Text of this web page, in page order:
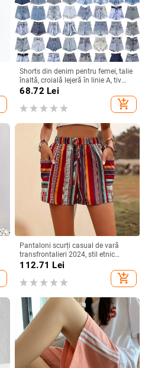
Shorts din denim pentru femei, talie
înaltă, croială lejeră în linie A, tiv
franjat, ultra-scurți, vară 2025
68.72 Lei
add_shopping_cart
Pantaloni scurți casual de vară
transfrontalieri 2024, stil etnic
Amazon, cu dungi contrastante,
112.71 Lei
add_shopping_cart